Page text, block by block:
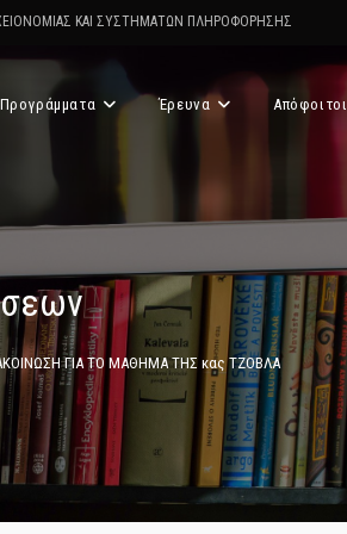
ΚΑΙ ΣΥΣΤΗΜΑΤΩΝ ΠΛΗΡΟΦΟΡΗΣΗΣ
Προγράμματα Έρευνα Απόφοιτοι
ΓΙΑ ΤΟ ΜΑΘΗΜΑ ΤΗΣ κας ΤΖΟΒΛΑ